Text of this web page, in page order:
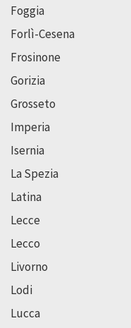
Foggia
Forlì-Cesena
Frosinone
Gorizia
Grosseto
Imperia
Isernia
La Spezia
Latina
Lecce
Lecco
Livorno
Lodi
Lucca